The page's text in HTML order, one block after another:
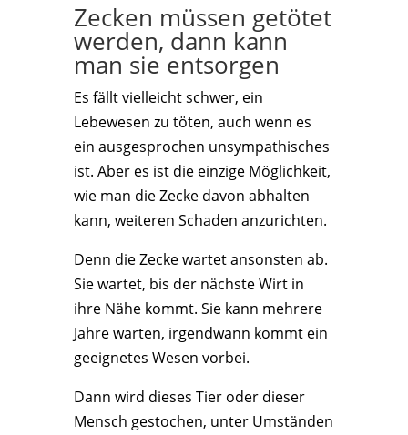
Zecken müssen getötet
werden, dann kann
man sie entsorgen
Es fällt vielleicht schwer, ein
Lebewesen zu töten, auch wenn es
ein ausgesprochen unsympathisches
ist. Aber es ist die einzige Möglichkeit,
wie man die Zecke davon abhalten
kann, weiteren Schaden anzurichten.
Denn die Zecke wartet ansonsten ab.
Sie wartet, bis der nächste Wirt in
ihre Nähe kommt. Sie kann mehrere
Jahre warten, irgendwann kommt ein
geeignetes Wesen vorbei.
Dann wird dieses Tier oder dieser
Mensch gestochen, unter Umständen